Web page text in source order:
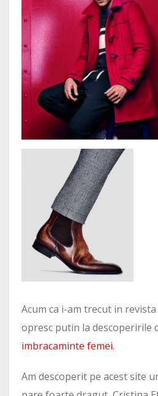
Acum ca i-am trecut in
opresc putin la descoperirile
imbracaminte femei.
Am descoperit pe acest site